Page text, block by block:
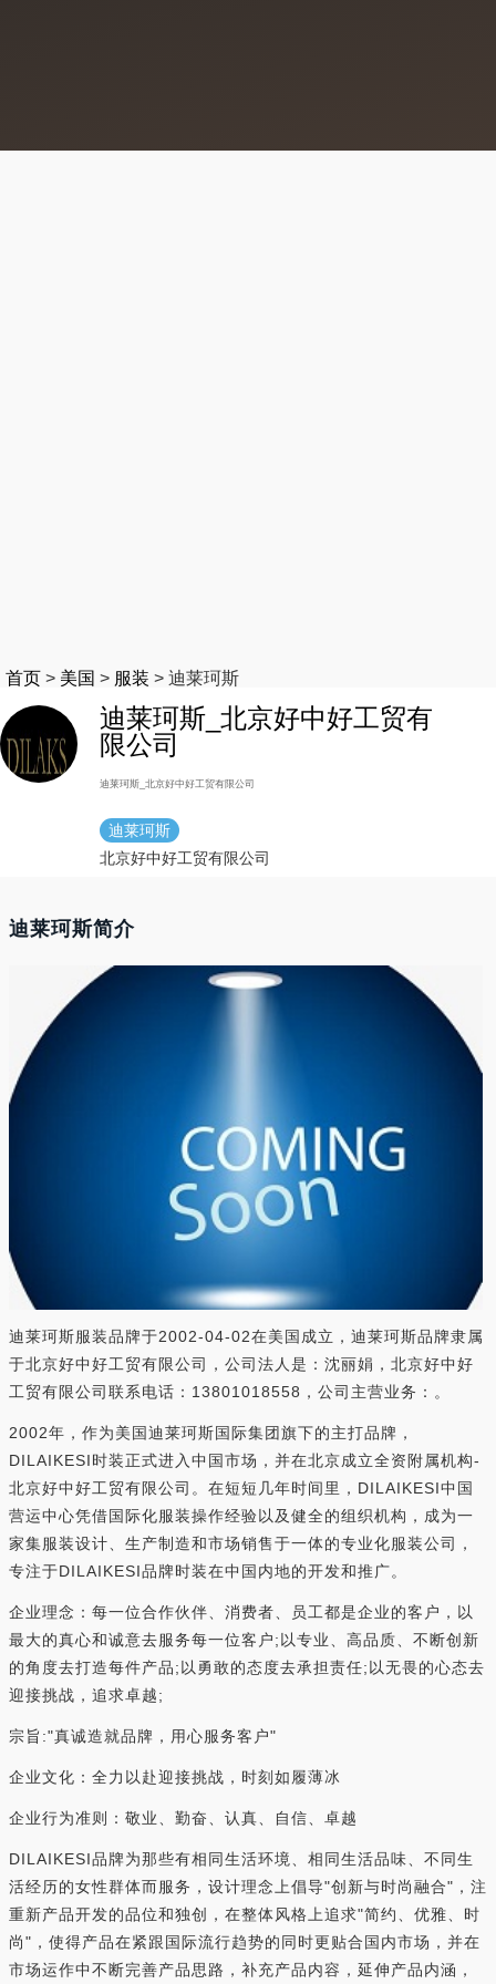
首页 > 美国 > 服装 > 迪莱珂斯
迪莱珂斯_北京好中好工贸有
限公司
迪莱珂斯_北京好中好工贸有限公司
迪莱珂斯
北京好中好工贸有限公司
迪莱珂斯简介
迪莱珂斯服装品牌于2002-04-02在美国成立，迪莱珂斯品牌隶属
于北京好中好工贸有限公司，公司法人是：沈丽娟，北京好中好
工贸有限公司联系电话：13801018558，公司主营业务：。
2002年，作为美国迪莱珂斯国际集团旗下的主打品牌，
DILAIKESI时装正式进入中国市场，并在北京成立全资附属机构-
北京好中好工贸有限公司。在短短几年时间里，DILAIKESI中国
营运中心凭借国际化服装操作经验以及健全的组织机构，成为一
家集服装设计、生产制造和市场销售于一体的专业化服装公司，
专注于DILAIKESI品牌时装在中国内地的开发和推广。
企业理念：每一位合作伙伴、消费者、员工都是企业的客户，以
最大的真心和诚意去服务每一位客户;以专业、高品质、不断创新
的角度去打造每件产品;以勇敢的态度去承担责任;以无畏的心态去
迎接挑战，追求卓越;
宗旨:"真诚造就品牌，用心服务客户"
企业文化：全力以赴迎接挑战，时刻如履薄冰
企业行为准则：敬业、勤奋、认真、自信、卓越
DILAIKESI品牌为那些有相同生活环境、相同生活品味、不同生
活经历的女性群体而服务，设计理念上倡导"创新与时尚融合"，注
重新产品开发的品位和独创，在整体风格上追求"简约、优雅、时
尚"，使得产品在紧跟国际流行趋势的同时更贴合国内市场，并在
市场运作中不断完善产品思路，补充产品内容，延伸产品内涵，